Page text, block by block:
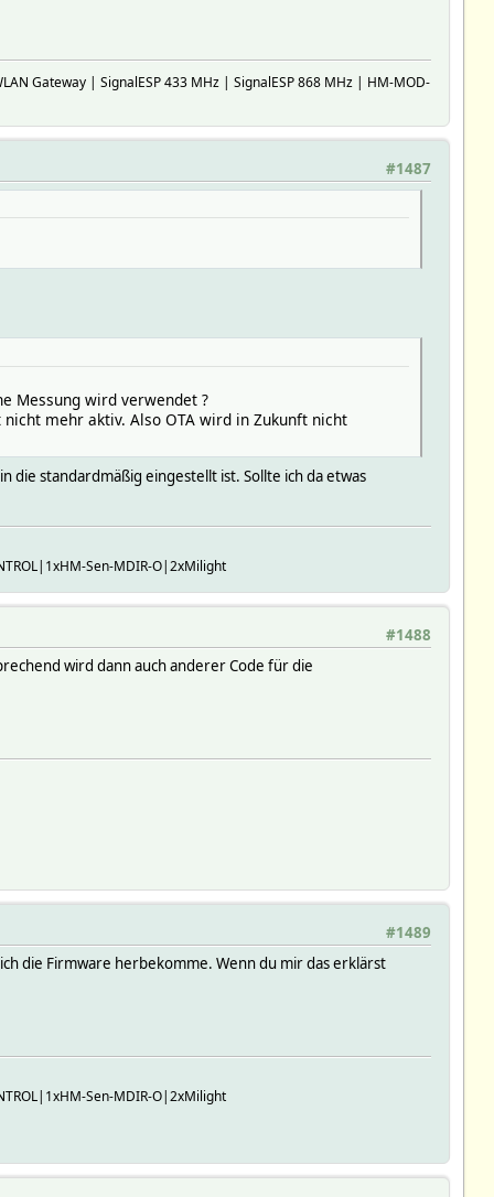
Gateway | SignalESP 433 MHz | SignalESP 868 MHz | HM-MOD-
#1487
Messung wird verwendet ?
mehr aktiv. Also OTA wird in Zukunft nicht
die standardmäßig eingestellt ist. Sollte ich da etwas
Sen-MDIR-O|2xMilight
#1488
wird dann auch anderer Code für die
#1489
die Firmware herbekomme. Wenn du mir das erklärst
Sen-MDIR-O|2xMilight